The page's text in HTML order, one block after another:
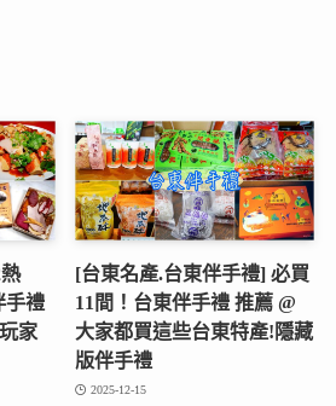
手禮
家
[台東名產.台東伴手禮] 必買
11間！台東伴手禮 推薦 @
大家都買這些台東特產!隱藏
版伴手禮
2025-12-15